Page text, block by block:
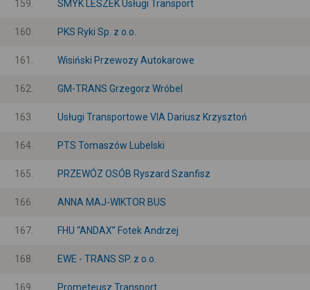
159. SMYK LESZEK Usługi Transport
160. PKS Ryki Sp. z o.o.
161. Wisiński Przewozy Autokarowe
162. GM-TRANS Grzegorz Wróbel
163. Usługi Transportowe VIA Dariusz Krzysztoń
164. PTS Tomaszów Lubelski
165. PRZEWÓZ OSÓB Ryszard Szanfisz
166. ANNA MAJ-WIKTOR BUS
167. FHU “ANDAX” Fotek Andrzej
168. EWE - TRANS SP. z o.o.
169. Prometeusz Transport